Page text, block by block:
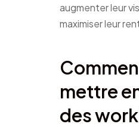
augmenter leur
maximiser leur
mettre
des